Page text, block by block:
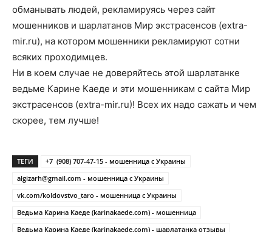
обманывать людей, рекламируясь через сайт
мошенников и шарлатанов Мир экстрасенсов (extra-
mir.ru), на котором мошенники рекламируют сотни
всяких проходимцев.
Ни в коем случае не доверяйтесь этой шарлатанке
ведьме Карине Каеде и эти мошенникам с сайта Мир
экстрасенсов (extra-mir.ru)! Всех их надо сажать и чем
скорее, тем лучше!
ТЕГИ
+7 (908) 707-47-15 - мошенница с Украины
algizarh@gmail.com - мошенница с Украины
vk.com/koldovstvo_taro - мошенница с Украины
Ведьма Карина Каеде (karinakaede.com) - мошенница
Ведьма Карина Каеде (karinakaede.com) - шарлатанка отзывы